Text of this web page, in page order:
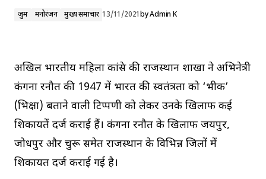
जुर्म मनोरंजन मुख्य समाचार 13/11/2021byAdmin K
अखिल भारतीय महिला कांग्रेस की राजस्थान शाखा ने अभिनेत्री
कंगना रनौत की 1947 में भारत की स्वतंत्रता को ‘भीक’
(भिक्षा) बताने वाली टिप्पणी को लेकर उनके खिलाफ कई
शिकायतें दर्ज कराई हैं। कंगना रनौत के खिलाफ जयपुर,
जोधपुर और चुरू समेत राजस्थान के विभिन्न जिलों में
शिकायत दर्ज कराई गई है।